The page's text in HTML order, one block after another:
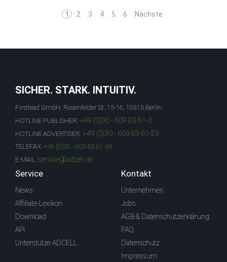
1 2 3 4 5 6 Nächste
SICHER. STARK. INTUITIV.
Firstlead GmbH, Rosenfelder St. 15-16, 10315 Berlin
HOTLINE PUBLISHER: +49 (0)30 - 609 83 61-0
HOTLINE ADVERTISER: +49 (0)30 - 609 83 61-23
TELEFAX: +49 (0)30 - 609 83 61-99
E-MAIL: service@adcell.de
Service
News
Affiliate-Lexikon
Download
API
Unterstütze ADCELL
Kontakt
Unternehmen
Jobs
AGB & Datenschutzerklärung
FAQ
Datenschutz
Impressum